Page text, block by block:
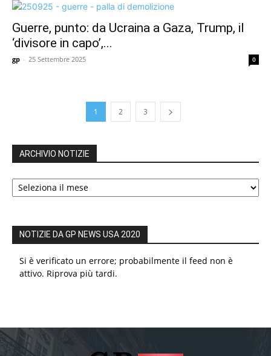
Guerre, punto: da Ucraina a Gaza, Trump, il
‘divisore in capo’,...
gp - 25 Settembre 2025 0
1 2 3
ARCHIVIO NOTIZIE
ARCHIVIO
NOTIZIE
NOTIZIE DA GP NEWS USA 2020
Si è verificato un errore; probabilmente il feed non è
attivo. Riprova più tardi.